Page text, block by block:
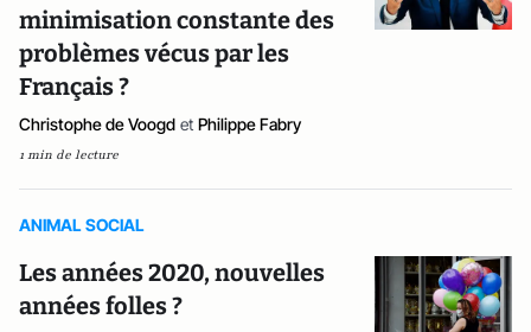
minimisation constante des
problèmes vécus par les
Français ?
Christophe de Voogd et Philippe Fabry
1 min de lecture
ANIMAL SOCIAL
Les années 2020, nouvelles
années folles ?